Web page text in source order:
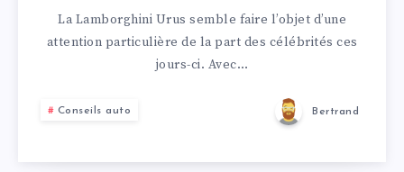
La Lamborghini Urus semble faire l’objet d’une
attention particulière de la part des célébrités ces
jours-ci. Avec…
Conseils auto Bertrand